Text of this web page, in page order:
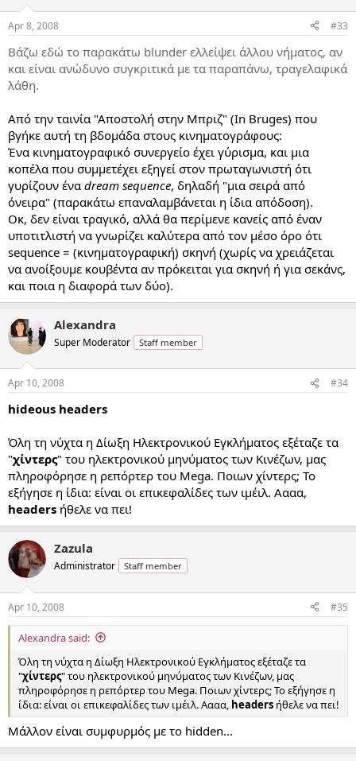
Apr 8, 2008 #33
Βάζω εδώ το παρακάτω blunder ελλείψει άλλου νήματος, αν
και είναι ανώδυνο συγκριτικά με τα παραπάνω, τραγελαφικά
λάθη.
Από την ταινία "Αποστολή στην Μπριζ" (In Bruges) που
βγήκε αυτή τη βδομάδα στους κινηματογράφους:
Ένα κινηματογραφικό συνεργείο έχει γύρισμα, και μια
κοπέλα που συμμετέχει εξηγεί στον πρωταγωνιστή ότι
γυρίζουν ένα dream sequence, δηλαδή "μια σειρά από
όνειρα" (παρακάτω επαναλαμβάνεται η ίδια απόδοση).
Οκ, δεν είναι τραγικό, αλλά θα περίμενε κανείς από έναν
υποτιτλιστή να γνωρίζει καλύτερα από τον μέσο όρο ότι
sequence = (κινηματογραφική) σκηνή (χωρίς να χρειάζεται
να ανοίξουμε κουβέντα αν πρόκειται για σκηνή ή για σεκάνς,
και ποια η διαφορά των δύο).
Alexandra
Super Moderator Staff member
Apr 10, 2008 #34
hideous headers
Όλη τη νύχτα η Δίωξη Ηλεκτρονικού Εγκλήματος εξέταζε τα
"χίντερς" του ηλεκτρονικού μηνύματος των Κινέζων, μας
πληροφόρησε η ρεπόρτερ του Mega. Ποιων χίντερς; Το
εξήγησε η ίδια: είναι οι επικεφαλίδες των ιμέιλ. Αααα,
headers ήθελε να πει!
Zazula
Administrator Staff member
Apr 10, 2008 #35
Alexandra said:
Όλη τη νύχτα η Δίωξη Ηλεκτρονικού Εγκλήματος εξέταζε τα
"χίντερς" του ηλεκτρονικού μηνύματος των Κινέζων, μας
πληροφόρησε η ρεπόρτερ του Mega. Ποιων χίντερς; Το εξήγησε η
ίδια: είναι οι επικεφαλίδες των ιμέιλ. Αααα, headers ήθελε να πει!
Μάλλον είναι συμφυρμός με το hidden...